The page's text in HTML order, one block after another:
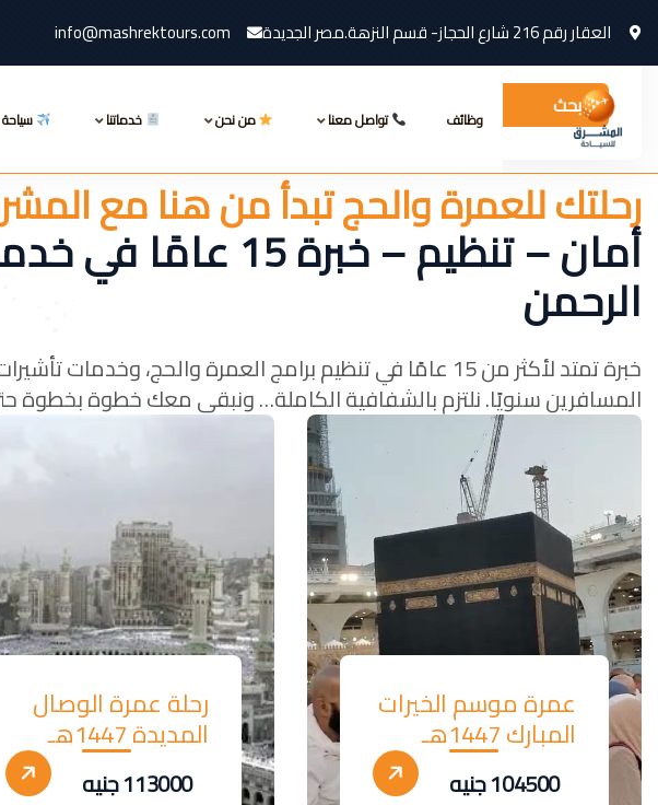
العقار رقم 216 شارع الحجاز- قسم النزهة.مصر الجديدة info@mashrektours.com
خدماتنا من نحن تواصل معنا وظائف بحث
رحلتك للعمرة والحج تبدأ من هنا مع
أمان – تنظيم – خبرة 15
الرحمن
خبرة تمتد لأكثر من 15 عامًا في تنظيم برامج العمرة والحج،
المسافرين سنويًا. نلتزم بالشفافية الكاملة… ونبقى معك خطوة بخطوة
عمرة موسم الخيرات
المبارك 1447هـ
104500 جنيه
رحلة عمرة الوصال
المديدة 1447هـ
113000 جنيه